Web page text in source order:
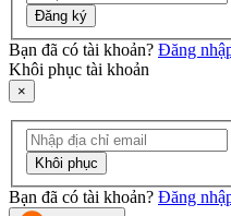
Đăng ký
Bạn đã có tài khoản? Đăng
Khôi phục tài khoản
×
Khôi phục
Bạn đã có tài khoản? Đăng